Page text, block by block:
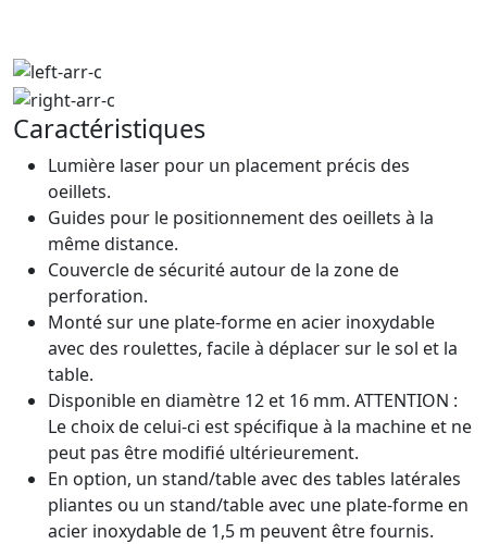
Caractéristiques
Lumière laser pour un placement précis des
oeillets.
Guides pour le positionnement des oeillets à la
même distance.
Couvercle de sécurité autour de la zone de
perforation.
Monté sur une plate-forme en acier inoxydable
avec des roulettes, facile à déplacer sur le sol et la
table.
Disponible en diamètre 12 et 16 mm. ATTENTION :
Le choix de celui-ci est spécifique à la machine et ne
peut pas être modifié ultérieurement.
En option, un stand/table avec des tables latérales
pliantes ou un stand/table avec une plate-forme en
acier inoxydable de 1,5 m peuvent être fournis.